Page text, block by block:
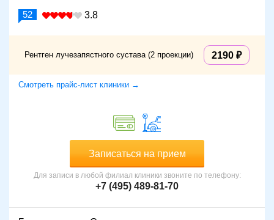
52 3.8
Рентген лучезапястного сустава (2 проекции) 2190
Смотреть прайс-лист клиники →
Записаться на прием
Для записи в любой филиал клиники звоните по телефону:
+7 (495) 489-81-70